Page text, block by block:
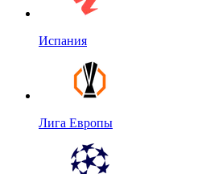
Испания
Лига Европы